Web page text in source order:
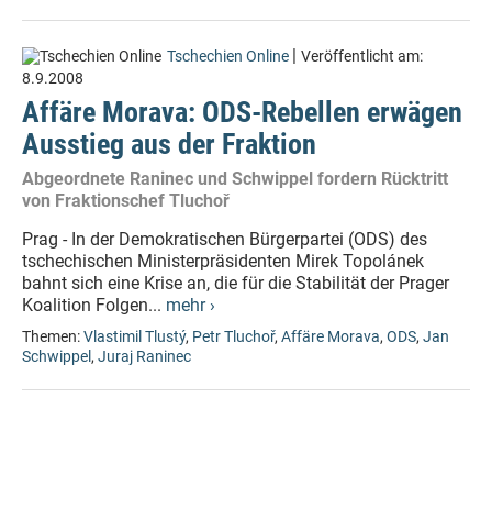
Tschechien Online | Veröffentlicht am:
8.9.2008
Affäre Morava: ODS-Rebellen erwägen
Ausstieg aus der Fraktion
Abgeordnete Raninec und Schwippel fordern Rücktritt
von Fraktionschef Tluchoř
Prag - In der Demokratischen Bürgerpartei (ODS) des
tschechischen Ministerpräsidenten Mirek Topolánek
bahnt sich eine Krise an, die für die Stabilität der Prager
Koalition Folgen... mehr ›
Themen:Vlastimil Tlustý, Petr Tluchoř, Affäre Morava, ODS, Jan
Schwippel, Juraj Raninec